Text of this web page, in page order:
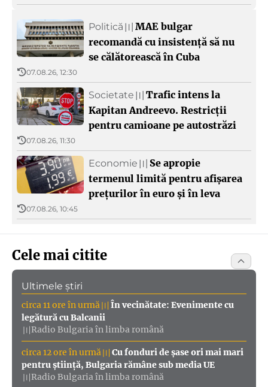
Politică 〣 MAE bulgar
recomandă cu insistență să nu
se călătorească în Cuba
07.08.26, 12:30
Societate 〣 Trafic intens la
Kapitan Andreevo. Restricții
pentru camioane pe autostrăzi
07.08.26, 11:30
Economie 〣 Se apropie
termenul limită pentru afișarea
prețurilor în euro și în leva
07.08.26, 10:45
Cele mai citite
Ultimele știri
circa 11 ore în urmă〣 În vecinătate: Evenimente cu
legătură cu Balcanii
〣Radio Bulgaria în limba română
circa 12 ore în urmă〣 Cu fonduri de șase ori mai mari
pentru știință, Bulgaria rămâne sub media UE
〣Radio Bulgaria în limba română